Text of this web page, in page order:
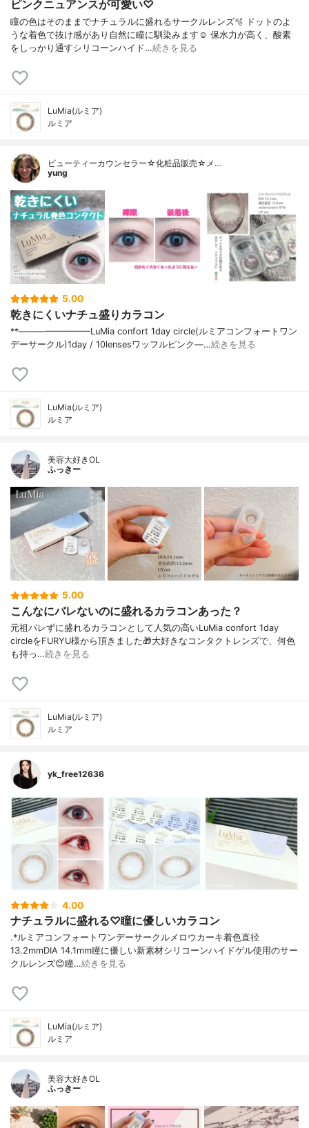
ピンクニュアンスが可愛い♡
瞳の色はそのままでナチュラルに盛れるサークルレンズ🫧 ドットのよ
うな着色で抜け感があり自然に瞳に馴染みます☺️ 保水力が高く、酸素
をしっかり通すシリコーンハイド…続きを見る
LuMia(ルミア)
ルミア
ビューティーカウンセラー☆化粧品販売☆メ…
yung
5.00
乾きにくいナチュ盛りカラコン
**————————⁡LuMia confort 1day circle(ルミアコンフォートワン
デーサークル)⁡1day / 10lensesワッフルピンク⁡—…続きを見る
LuMia(ルミア)
ルミア
美容大好きOL
ふっきー
5.00
こんなにバレないのに盛れるカラコンあった？
元祖バレずに盛れるカラコンとして人気の高いLuMia confort 1day
circleをFURYU様から頂きました🎁大好きなコンタクトレンズで、何色
も持っ…続きを見る
LuMia(ルミア)
ルミア
yk_free12636
4.00
ナチュラルに盛れる♡瞳に優しいカラコン
︎.*ルミアコンフォートワンデーサークル⁡メロウカーキ着色直径
13.2mmDIA 14.1mm⁡瞳に優しい新素材シリコーンハイドゲル使用のサー
クルレンズ😊⁡瞳…続きを見る
LuMia(ルミア)
ルミア
美容大好きOL
ふっきー